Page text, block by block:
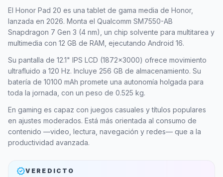
El Honor Pad 20 es una tablet de gama media de Honor,
lanzada en 2026. Monta el Qualcomm SM7550-AB
Snapdragon 7 Gen 3 (4 nm), un chip solvente para multitarea y
multimedia con 12 GB de RAM, ejecutando Android 16.
Su pantalla de 12.1" IPS LCD (1872x3000) ofrece movimiento
ultrafluido a 120 Hz. Incluye 256 GB de almacenamiento. Su
batería de 10100 mAh promete una autonomía holgada para
toda la jornada, con un peso de 0.525 kg.
En gaming es capaz con juegos casuales y títulos populares
en ajustes moderados. Está más orientada al consumo de
contenido —video, lectura, navegación y redes— que a la
productividad avanzada.
verifiedVEREDICTO